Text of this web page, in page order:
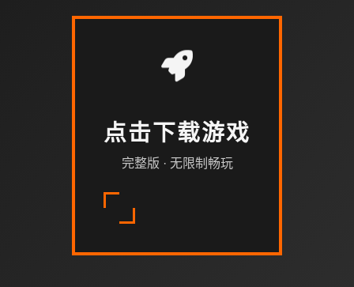
点击下载游戏
完整版 · 无限制畅玩